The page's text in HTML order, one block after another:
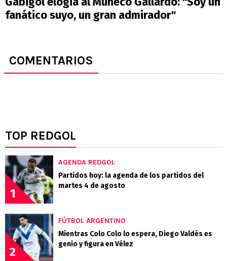
fanático suyo, un gran admirador"
COMENTARIOS
TOP REDGOL
1
AGENDA REDGOL
Partidos hoy: la agenda de los partidos del
martes 4 de agosto
2
FÚTBOL ARGENTINO
Mientras Colo Colo lo espera, Diego Valdés es
genio y figura en Vélez